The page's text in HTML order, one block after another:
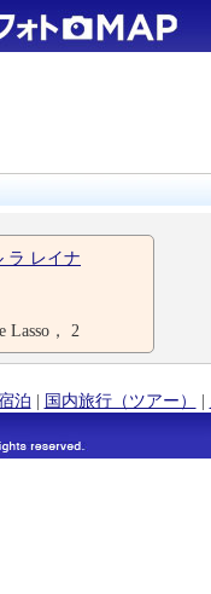
ラ レイナ
Lasso， 2
泊 | 国内旅行（ツアー） |